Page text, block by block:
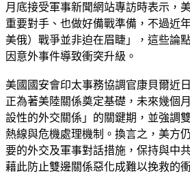
月底接受軍事新聞網站專訪時表示，
重要對手、也做好備戰準備，不過近
美俄）戰爭並非迫在眉睫」，這些論
因意外事件導致衝突升級。
美國國安會印太事務協調官康貝爾近
正為著美陸關係奠定基礎，未來幾個
設性的外交關係」的關鍵期，並強調
熱線與危機處理機制。換言之，美方
要的外交及軍事對話措施，保持與中
藉此防止雙邊關係惡化成難以挽救的